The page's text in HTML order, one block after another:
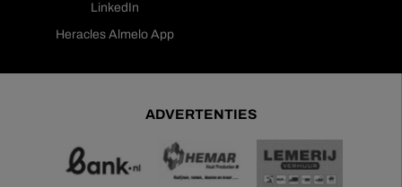
LinkedIn
Heracles Almelo App
ADVERTENTIES